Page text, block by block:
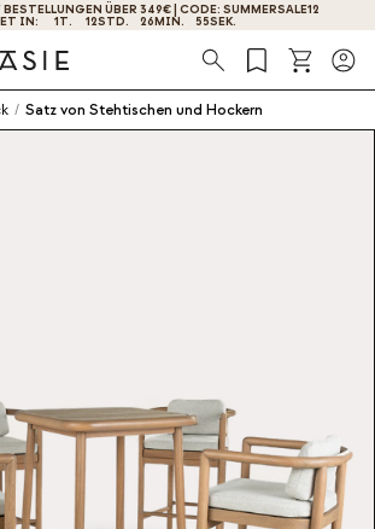
10% RABATT, WENN SIE SICH JETZT ANMELDEN
Suche
/ Satz von Stehtischen und Hockern